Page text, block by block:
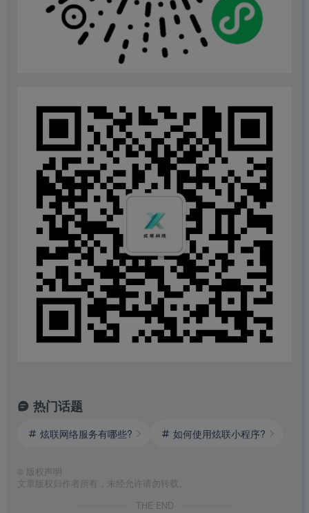
热门话题
炫联网络服务有哪些? 如何使用炫联小程序?
© 版权声明
文章版权归作者所有，未经允许请勿转载。
THE END